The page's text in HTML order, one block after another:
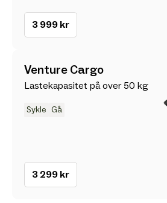
3 999 kr
Venture Cargo
Lastekapasitet på over 50 kg
Sykle Gå
3 299 kr